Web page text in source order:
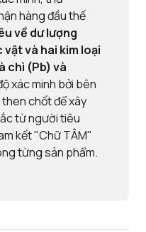
hàng đầu thế
về dư lượng
vật và hai kim loại
chì (Pb) và
xác minh bởi bên
chốt để xây
từ người tiêu
kết "Chữ TÂM"
từng sản phẩm.